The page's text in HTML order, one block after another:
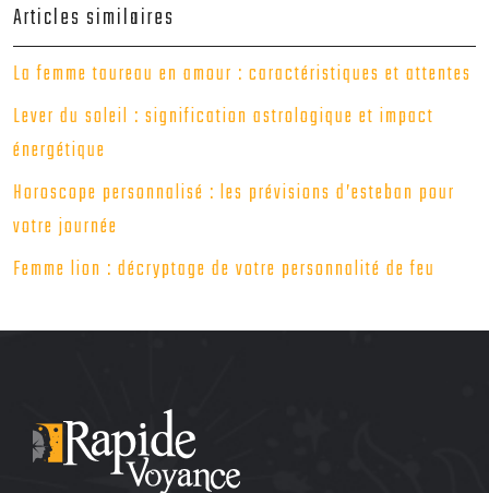
Articles similaires
La femme taureau en amour : caractéristiques et attentes
Lever du soleil : signification astrologique et impact
énergétique
Horoscope personnalisé : les prévisions d’esteban pour
votre journée
Femme lion : décryptage de votre personnalité de feu